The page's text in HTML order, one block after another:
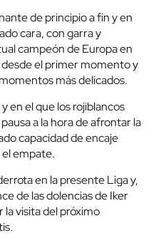
de principio a fin y en
cara, con garra y
campeón de Europa en
el primer momento y
más delicados.
en el que los rojiblancos
a la hora de afrontar la
capacidad de encaje
empate.
en la presente Liga y,
de las dolencias de Iker
la visita del próximo